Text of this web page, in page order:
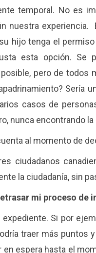
temporal. No es
nuestra
hijo tenga el
esta opción. Se
pero de
Sería
casos de
nunca encontrando
al momento de
ciudadanos
la ciudadanía, sin
mi proceso de
Si por
traer más puntos
espera hasta el